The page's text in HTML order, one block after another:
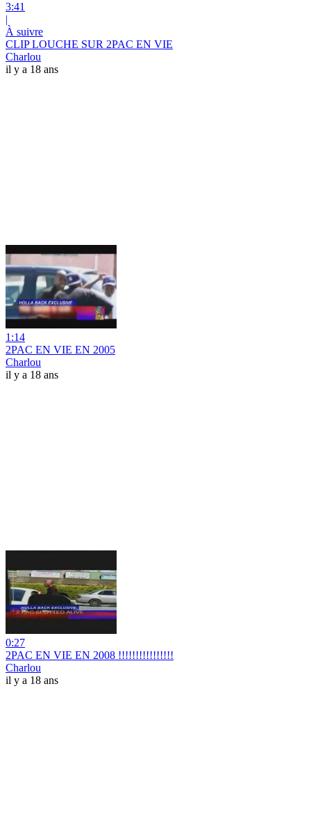
3:41
|
À suivre
CLIP LOUCHE SUR 2PAC EN VIE
Charlou
il y a 18 ans
1:14
2PAC EN VIE EN 2005
Charlou
il y a 18 ans
0:27
2PAC EN VIE EN 2008 !!!!!!!!!!!!!!!!
Charlou
il y a 18 ans